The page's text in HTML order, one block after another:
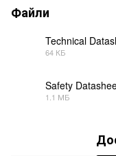
Файли
Technical
64 КБ
Safety
1.1 МБ